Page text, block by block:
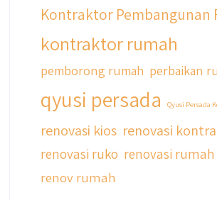
Kontraktor Pembangunan
kontraktor rumah
pemborong rumah perbaikan
qyusi persada Qyusi Persada
renovasi kios renovasi
renovasi ruko renovasi rumah
renov rumah